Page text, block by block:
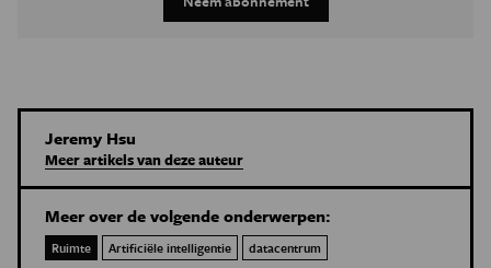
Jeremy Hsu
Meer artikels van deze auteur
Meer over de volgende onderwerpen:
Ruimte Artificiële intelligentie datacentrum